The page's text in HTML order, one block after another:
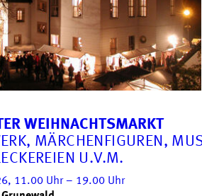
WEIHNACHTSMARKT
MÄRCHENFIGUREN,
U.V.M.
11.00 Uhr– 19.00 Uhr